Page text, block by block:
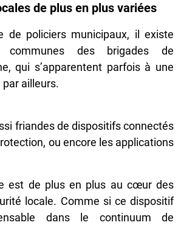
de plus en plus variées
de policiers municipaux, il existe
communes des brigades de
qui s’apparentent parfois à une
ailleurs.
friandes de dispositifs connectés
ou encore les applications
est de plus en plus au cœur des
locale. Comme si ce dispositif
dans le continuum de